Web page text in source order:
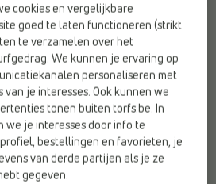
€
26,98
voet
SANDALEN OP HAK
Tamaris
€ 59,95
Hakvorm:Naaldhak
Materiaal:Faux fur
Merk:Tamaris
cookies en vergelijkbare
goed te laten functioneren (strikt
te verzamelen over het
We kunnen je ervaring op
personaliseren met
je interesses. Ook kunnen we
tonen buiten torfs.be. In
je interesses door info te
bestellingen en favorieten, je
van derde partijen als je ze
gegeven.